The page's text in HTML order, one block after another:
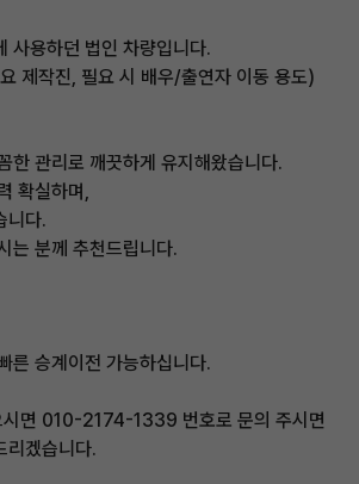
사용하던 법인 차량입니다.
제작진, 필요 시 배우/출연자 이동 용도)
한 관리로 깨끗하게 유지해왔습니다.
확실하며,
니다.
는 분께 추천드립니다.
른 승계이전 가능하십니다.
시면 010-2174-1339 번호로 문의 주시면
리겠습니다.